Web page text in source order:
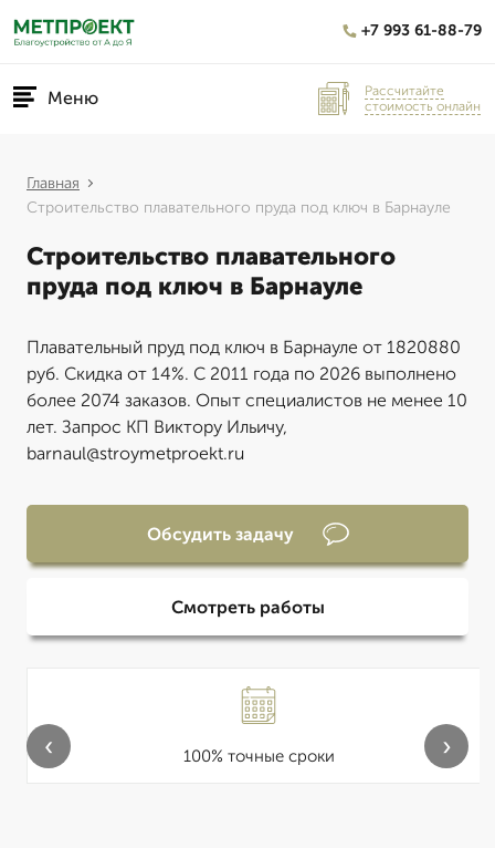
+7 993 61-88-79
Меню
Рассчитайте
стоимость онлайн
Главная
Строительство плавательного пруда под ключ в Барнауле
Строительство плавательного
пруда под ключ в Барнауле
Плавательный пруд под ключ в Барнауле от 1820880
руб. Скидка от 14%. С 2011 года по 2026 выполнено
более 2074 заказов. Опыт специалистов не менее 10
лет. Запрос КП Виктору Ильичу,
barnaul@stroymetproekt.ru
Обсудить задачу
Смотреть работы
100% точные сроки
‹ ›